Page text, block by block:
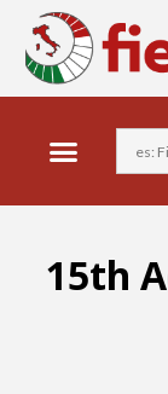
15th